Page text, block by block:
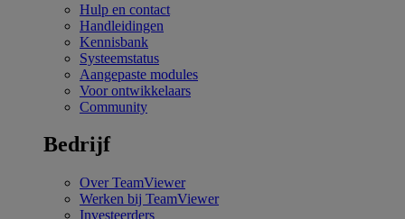
Hulp en contact
Handleidingen
Kennisbank
Systeemstatus
Aangepaste modules
Voor ontwikkelaars
Community
Bedrijf
Over TeamViewer
Werken bij TeamViewer
Investeerders